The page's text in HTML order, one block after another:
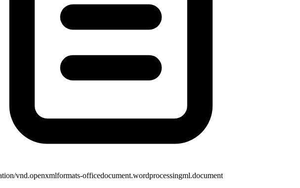
vnd.openxmlformats-officedocument.wordprocessingml.document